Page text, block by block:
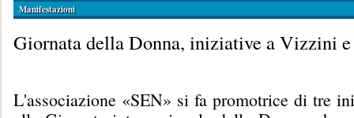
Manifestazioni
Giornata della Donna, iniziative a Vizzini
L'associazione «SEN» si fa promotrice di tre